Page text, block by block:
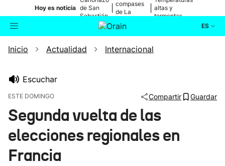
Hoy es noticia de San
Sebastián
compases
de La
altas y
tormentas
ES
Buscador Actualidad
Ikusmiran
Inicio Actualidad Internacional
Escuchar
ESTE DOMINGO Compartir Guardar
Segunda vuelta de las
elecciones regionales en
Francia